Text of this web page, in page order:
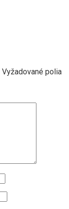
Vyžadované polia